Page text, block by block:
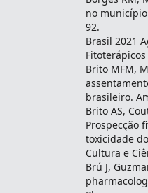
no
92.
Brasil 2021
Brito MFM,
brasileiro.
Brito AS,
Prospecção
toxicidade
Cultura e
Brú J,